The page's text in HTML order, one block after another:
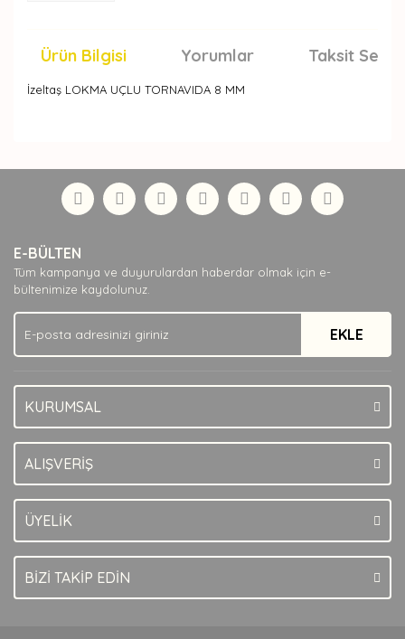
Ürün Bilgisi Yorumlar Taksit
İzeltaş LOKMA UÇLU TORNAVIDA 8 MM
Yorum Yaz
formunu kullanarak tarafımıza iletebilirsiniz.
Görüş ve önerileriniz için teşekkür ederiz.
Ürün açıklamasında eksik bilgiler bulunuyor.
Ürün bilgilerinde hatalar bulunuyor.
Ürün fiyatı diğer sitelerden daha pahalı.
Bu ürüne benzer farklı alternatifler olmalı.
E-BÜLTEN
Tüm kampanya ve duyurulardan haberdar olmak için e-
bültenimize kaydolunuz.
EKLE
KURUMSAL
ALIŞVERİŞ
ÜYELİK
BİZİ TAKİP EDİN